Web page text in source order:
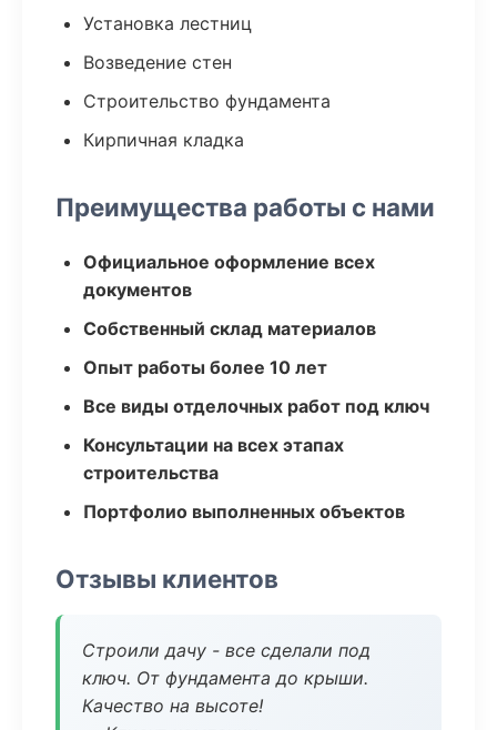
Установка лестниц
Возведение стен
Строительство фундамента
Кирпичная кладка
Преимущества работы с нами
Официальное оформление всех
документов
Собственный склад материалов
Опыт работы более 10 лет
Все виды отделочных работ под ключ
Консультации на всех этапах
строительства
Портфолио выполненных объектов
Отзывы клиентов
Строили дачу - все сделали под
ключ. От фундамента до крыши.
Качество на высоте!